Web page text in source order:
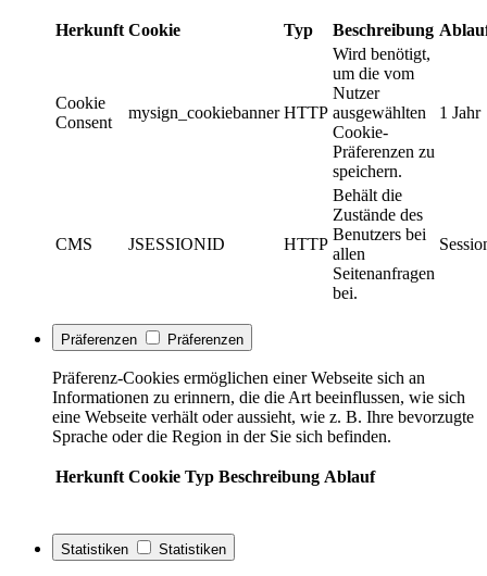
Herkunft Cookie Typ Beschreibung
Cookie
Consent
mysign_cookiebanner HTTP
Wird benötigt,
um die vom
Nutzer
ausgewählten
Cookie-
Präferenzen zu
speichern.
1 Jahr
CMS JSESSIONID HTTP
Behält die
Zustände des
Benutzers bei
allen
Seitenanfragen
bei.
Präferenzen Präferenzen
Präferenz-Cookies ermöglichen einer Webseite sich an
Informationen zu erinnern, die die Art beeinflussen, wie sich
eine Webseite verhält oder aussieht, wie z. B. Ihre bevorzugte
Sprache oder die Region in der Sie sich befinden.
Herkunft Cookie Typ Beschreibung Ablauf
Statistiken Statistiken